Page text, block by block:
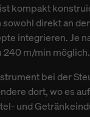
kompakt
direkt an
integrieren. Je
240 m/min möglich.
bei der
dort, wo es
und